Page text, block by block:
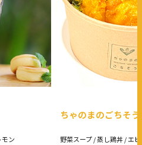
ン
ちゃのまのごちそう
野菜スープ / 蒸し鶏丼 / エ